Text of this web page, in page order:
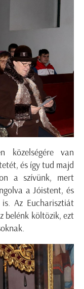
közelségére van
és így tud majd
a szívünk, mert
a Jóistent, és
Az Eucharisztiát
belénk költözik, ezt